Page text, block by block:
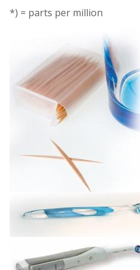
*) = parts per million